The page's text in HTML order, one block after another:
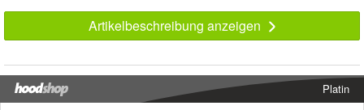
Artikelbeschreibung anzeigen
Platin